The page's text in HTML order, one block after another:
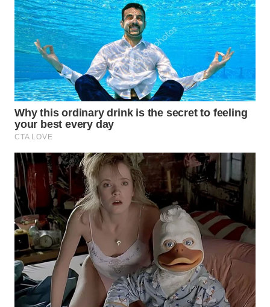
WN
SOLO
WN
BOROBUDUR
WN
MADURA
WN
SURABAYA
WN
NATUNA
WN
BINTAN
WN
MANDALIKA